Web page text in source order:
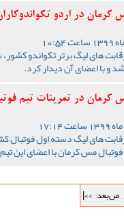
در اردو
های لیگ برتر تکواندو
و با اعضای آن دیدار کرد.
در تمرینات تیم
های لیگ دسته اول
مس کرمان با اعضای این
ص‌بعد >>|